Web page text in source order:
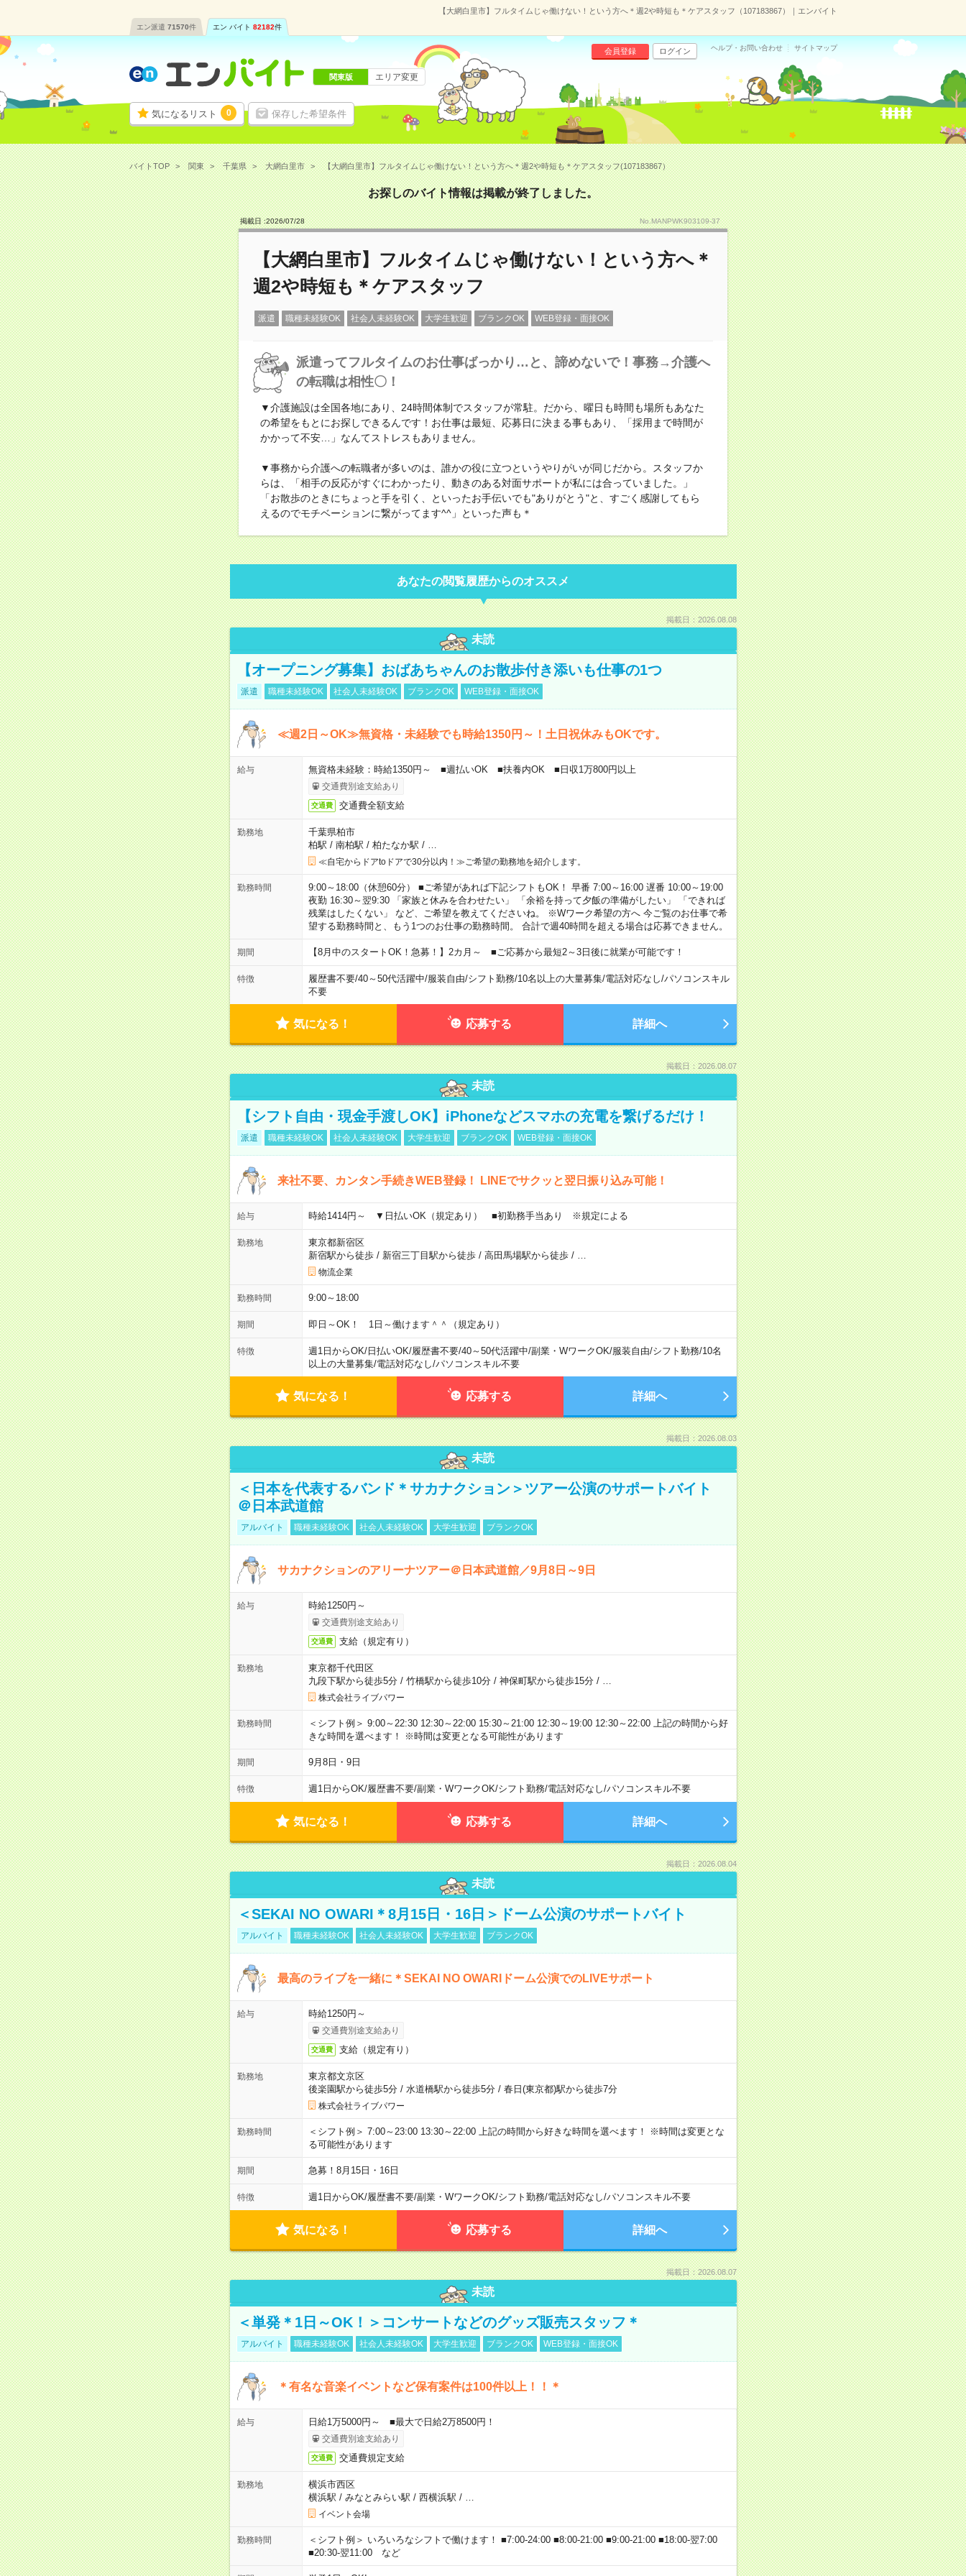
【大網白里市】フルタイムじゃ働けない！という方へ＊週2や時短も＊ケアスタッフ（107183867）｜エンバイト
エン派遣 71570件 エン バイト 82182件
気になるリスト 0 保存した希望条件
会員登録 ログイン ヘルプ・お問い合わせ サイトマップ
関東版 エリア変更
バイトTOP 関東 千葉県 大網白里市 【大網白里市】フルタイムじゃ働けない！という方へ＊週2や時短も＊ケアスタッフ(107183867）
お探しのバイト情報は掲載が終了しました。
掲載日 :2026/07/28 No.MANPWK903109-37
【大網白里市】フルタイムじゃ働けない！という方へ＊
週2や時短も＊ケアスタッフ
派遣 職種未経験OK 社会人未経験OK 大学生歓迎 ブランクOK WEB登録・面接OK
派遣ってフルタイムのお仕事ばっかり…と、諦めないで！事務→介護へ
の転職は相性〇！
▼介護施設は全国各地にあり、24時間体制でスタッフが常駐。だから、曜日も時間も場所もあなた
の希望をもとにお探しできるんです！お仕事は最短、応募日に決まる事もあり、「採用まで時間が
かかって不安…」なんてストレスもありません。
▼事務から介護への転職者が多いのは、誰かの役に立つというやりがいが同じだから。スタッフか
らは、「相手の反応がすぐにわかったり、動きのある対面サポートが私には合っていました。」
「お散歩のときにちょっと手を引く、といったお手伝いでも"ありがとう"と、すごく感謝してもら
えるのでモチベーションに繋がってます^^」といった声も＊
あなたの閲覧履歴からのオススメ
掲載日：2026.08.08
未読
【オープニング募集】おばあちゃんのお散歩付き添いも仕事の1つ
派遣 職種未経験OK 社会人未経験OK ブランクOK WEB登録・面接OK
≪週2日～OK≫無資格・未経験でも時給1350円～！土日祝休みもOKです。
給与 無資格未経験：時給1350円～ ■週払いOK ■扶養内OK ■日収1万800円以上
交通費別途支給あり
交通費 交通費全額支給
勤務地
千葉県柏市
柏駅 / 南柏駅 / 柏たなか駅 /
≪自宅からドアtoドアで30分以内！≫ご希望の勤務地を紹介します。
勤務時間
9:00～18:00（休憩60分） ■ご希望があれば下記シフトもOK！ 早番 7:00～16:00 遅番 10:00～19:00
夜勤 16:30～翌9:30 「家族と休みを合わせたい」 「余裕を持って夕飯の準備がしたい」 「できれば
残業はしたくない」 など、ご希望を教えてくださいね。 ※Wワーク希望の方へ 今ご覧のお仕事で希
望する勤務時間と、もう1つのお仕事の勤務時間。 合計で週40時間を超える場合は応募できません。
期間 【8月中のスタートOK！急募！】2カ月～ ■ご応募から最短2～3日後に就業が可能です！
特徴 履歴書不要/40～50代活躍中/服装自由/シフト勤務/10名以上の大量募集/電話対応なし/パソコンスキル
不要
気になる！ 応募する 詳細へ
掲載日：2026.08.07
未読
【シフト自由・現金手渡しOK】iPhoneなどスマホの充電を繋げるだけ！
派遣 職種未経験OK 社会人未経験OK 大学生歓迎 ブランクOK WEB登録・面接OK
来社不要、カンタン手続きWEB登録！ LINEでサクッと翌日振り込み可能！
給与 時給1414円～ ▼日払いOK（規定あり） ■初勤務手当あり ※規定による
勤務地
東京都新宿区
新宿駅から徒歩/ 新宿三丁目駅から徒歩/ 高田馬場駅から徒歩/
物流企業
勤務時間 9:00～18:00
期間 即日～OK！ 1日～働けます＾＾（規定あり）
特徴 週1日からOK/日払いOK/履歴書不要/40～50代活躍中/副業・WワークOK/服装自由/シフト勤務/10名
以上の大量募集/電話対応なし/パソコンスキル不要
気になる！ 応募する 詳細へ
掲載日：2026.08.03
未読
＜日本を代表するバンド＊サカナクション＞ツアー公演のサポートバイト
＠日本武道館
アルバイト 職種未経験OK 社会人未経験OK 大学生歓迎 ブランクOK
サカナクションのアリーナツアー＠日本武道館／9月8日～9日
給与 時給1250円～
交通費別途支給あり
交通費 支給（規定有り）
勤務地
東京都千代田区
九段下駅から徒歩5分/ 竹橋駅から徒歩10分/ 神保町駅から徒歩15分/
株式会社ライブパワー
勤務時間
＜シフト例＞ 9:00～22:30 12:30～22:00 15:30～21:00 12:30～19:00 12:30～22:00 上記の時間から好
きな時間を選べます！ ※時間は変更となる可能性があります
期間 9月8日・9日
特徴 週1日からOK/履歴書不要/副業・WワークOK/シフト勤務/電話対応なし/パソコンスキル不要
気になる！ 応募する 詳細へ
掲載日：2026.08.04
未読
＜SEKAI NO OWARI＊8月15日・16日＞ドーム公演のサポートバイト
アルバイト 職種未経験OK 社会人未経験OK 大学生歓迎 ブランクOK
最高のライブを一緒に＊SEKAI NO OWARIドーム公演でのLIVEサポート
給与 時給1250円～
交通費別途支給あり
交通費 支給（規定有り）
勤務地
東京都文京区
後楽園駅から徒歩5分/ 水道橋駅から徒歩5分/ 春日(東京都)駅から徒歩7分
株式会社ライブパワー
勤務時間
＜シフト例＞ 7:00～23:00 13:30～22:00 上記の時間から好きな時間を選べます！ ※時間は変更とな
る可能性があります
期間 急募！8月15日・16日
特徴 週1日からOK/履歴書不要/副業・WワークOK/シフト勤務/電話対応なし/パソコンスキル不要
気になる！ 応募する 詳細へ
掲載日：2026.08.07
未読
＜単発＊1日～OK！＞コンサートなどのグッズ販売スタッフ＊
アルバイト 職種未経験OK 社会人未経験OK 大学生歓迎 ブランクOK WEB登録・面接OK
＊有名な音楽イベントなど保有案件は100件以上！！＊
給与 日給1万5000円～ ■最大で日給2万8500円！
交通費別途支給あり
交通費 交通費規定支給
勤務地
横浜市西区
横浜駅 / みなとみらい駅 / 西横浜駅 /
イベント会場
勤務時間
＜シフト例＞ いろいろなシフトで働けます！ ■7:00-24:00 ■8:00-21:00 ■9:00-21:00 ■18:00-翌7:00
■20:30-翌11:00 など